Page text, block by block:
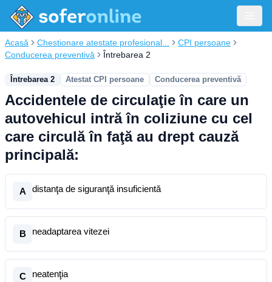
Acasă Chestionare atestate profesional...
CPI persoane
Conducerea preventivă
Întrebarea 2
Întrebarea 2 Atestat CPI persoane Conducerea preventivă
Accidentele de circulaţie în care un
autovehicul intră în coliziune cu cel
care circulă în faţă au drept cauză
principală:
A distanţa de siguranţă insuficientă
B neadaptarea vitezei
C neatenţia